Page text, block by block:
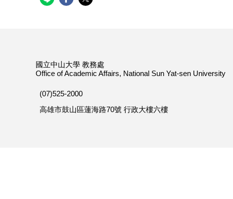
國立中山大學 教務處
Office of Academic Affairs, National Sun Yat-sen University
(07)525-2000
高雄市鼓山區蓮海路70號 行政大樓六樓